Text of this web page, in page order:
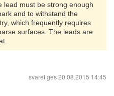
lead must be strong enough
and to withstand the
which frequently requires
surfaces. The leads are
svaret ges20.08.2015 14:45